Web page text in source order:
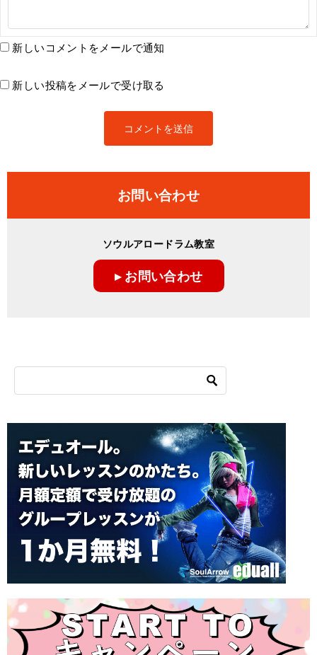
新しいコメントをメールで通知
新しい投稿をメールで受け取る
お問い合わせ
ソウルアロードラム教室
▸ お問い合わせ